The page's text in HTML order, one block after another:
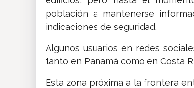
población a mantenerse
indicaciones de seguridad.
Algunos usuarios en redes
tanto en Panamá como en Costa
Esta zona próxima a la frontera